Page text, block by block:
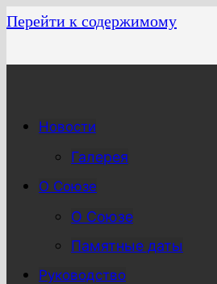
Перейти к содержимому
Новости
Галерея
О Союзе
О Союзе
Памятные даты
Руководство